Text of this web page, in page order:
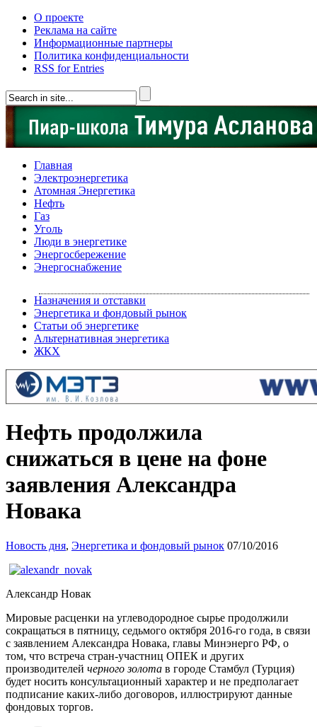
О проекте
Реклама на сайте
Информационные партнеры
Политика конфиденциальности
RSS for Entries
Главная
Электроэнергетика
Атомная Энергетика
Нефть
Газ
Уголь
Люди в энергетике
Энергосбережение
Энергоснабжение
Назначения и отставки
Энергетика и фондовый рынок
Статьи об энергетике
Альтернативная энергетика
ЖКХ
Нефть продолжила
снижаться в цене на фоне
заявления Александра
Новака
Новость дня, Энергетика и фондовый рынок 07/10/2016
Александр Новак
Мировые расценки на углеводородное сырье продолжили
сокращаться в пятницу, седьмого октября 2016-го года, в связи
с заявлением Александра Новака, главы Минэнерго РФ, о
том, что встреча стран-участниц ОПЕК и других
производителей черного золота в городе Стамбул (Турция)
будет носить консультационный характер и не предполагает
подписание каких-либо договоров, иллюстрируют данные
фондовых торгов.